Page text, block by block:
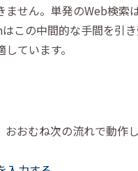
ません。単発のWeb検索
この中間的な手間を引
ています。
おむね次の流れで動作し